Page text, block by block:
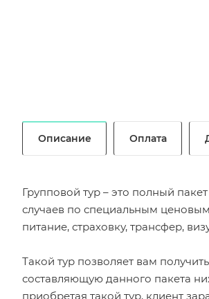
Описание Оплата
Групповой тур – это полный
случаев по специальным
питание, страховку, трансфер,
Такой тур позволяет вам
составляющую данного пакета
приобретая такой тур, клиент